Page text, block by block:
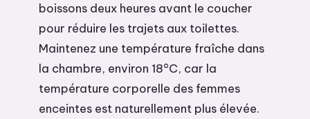
boissons deux heures avant le coucher
pour réduire les trajets aux toilettes.
Maintenez une température fraîche dans
la chambre, environ 18°C, car la
température corporelle des femmes
enceintes est naturellement plus élevée.